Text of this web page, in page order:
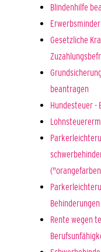
Blindenhilfe
Gesetzliche
beantragen
Hundesteuer -
Rente wegen